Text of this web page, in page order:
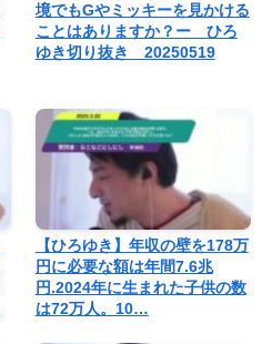
境でもGやミッキーを見かける
ことはありますか？ー ひろ
ゆき切り抜き 20250519
【ひろゆき】年収の壁を178万
円に必要な額は年間7.6兆
円.2024年に生まれた子供の数
は72万人。10…